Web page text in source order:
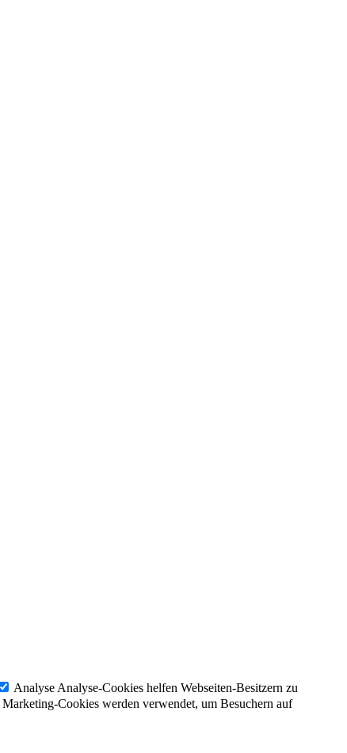
Analyse Analyse-Cookies helfen Webseiten-Besitzern zu
Marketing-Cookies werden verwendet, um Besuchern auf